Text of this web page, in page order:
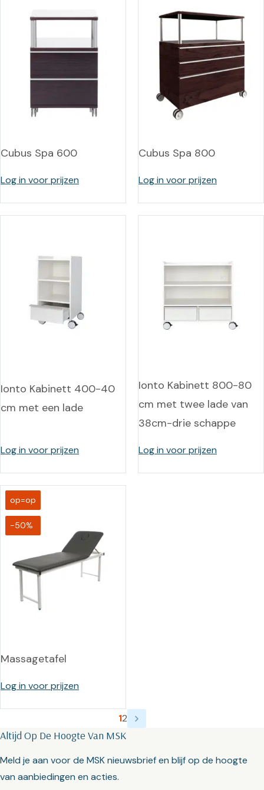
Cubus Spa 600
Log in voor prijzen
Cubus Spa 800
Log in voor prijzen
Ionto Kabinett 400-40
cm met een lade
Log in voor prijzen
Ionto Kabinett 800-80
cm met twee lade van
38cm-drie schappe
Log in voor prijzen
op=op
-50%
Massagetafel
Log in voor prijzen
12
Altijd Op De Hoogte Van MSK
Meld je aan voor de MSK nieuwsbrief en blijf op de hoogte
van aanbiedingen en acties.